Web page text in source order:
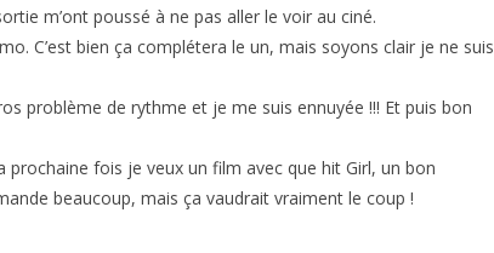
m’ont poussé à ne pas aller le voir au ciné.
C’est bien ça complétera le un, mais soyons clair je ne suis
problème de rythme et je me suis ennuyée !!! Et puis bon
prochaine fois je veux un film avec que hit Girl, un bon
beaucoup, mais ça vaudrait vraiment le coup !